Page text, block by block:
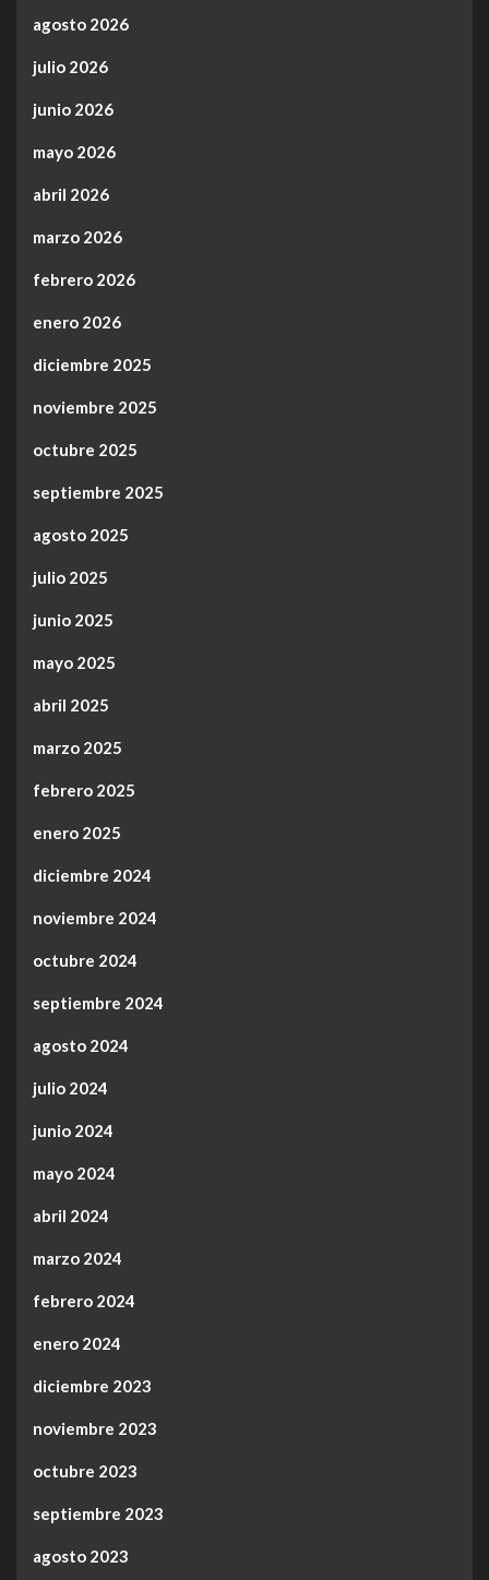
agosto 2026
julio 2026
junio 2026
mayo 2026
abril 2026
marzo 2026
febrero 2026
enero 2026
diciembre 2025
noviembre 2025
octubre 2025
septiembre 2025
agosto 2025
julio 2025
junio 2025
mayo 2025
abril 2025
marzo 2025
febrero 2025
enero 2025
diciembre 2024
noviembre 2024
octubre 2024
septiembre 2024
agosto 2024
julio 2024
junio 2024
mayo 2024
abril 2024
marzo 2024
febrero 2024
enero 2024
diciembre 2023
noviembre 2023
octubre 2023
septiembre 2023
agosto 2023